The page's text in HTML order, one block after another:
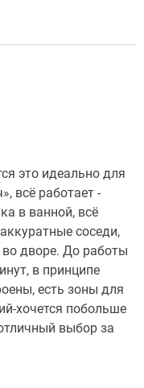
это идеально для
всё работает -
в ванной, всё
соседи,
во дворе. До работы
в принципе
есть зоны для
хочется побольше
выбор за